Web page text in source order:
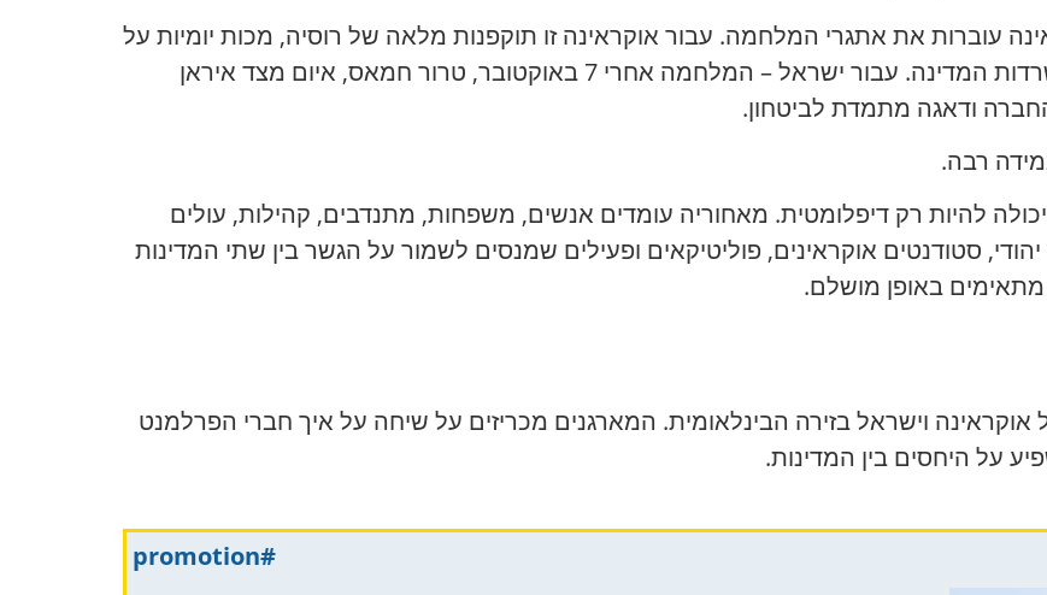
עוברות את אתגרי המלחמה. עבור אוקראינה זו תוקפנות מלאה של רוסיה, מכות יומיות על
ערים, חזית, משפחות הרוסות ומאבק על הישרדות המדינה. עבור ישראל – המלחמה אחרי 7 באוקטובר, טרור חמאס, איום מצד איראן
ודאגה מתמדת לביטחון.
רבה.
להיות רק דיפלומטית. מאחוריה עומדים אנשים, משפחות, מתנדבים, קהילות, עולים
סטודנטים אוקראינים, פוליטיקאים ופעילים שמנסים לשמור על הגשר בין שתי המדינות
באופן מושלם.
וישראל בזירה הבינלאומית. המארגנים מכריזים על שיחה על איך חברי הפרלמנט
על היחסים בין המדינות.
#promotion